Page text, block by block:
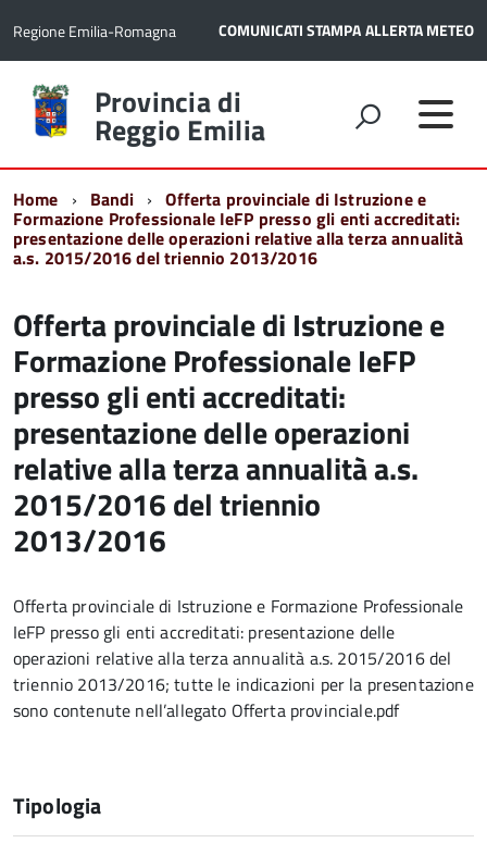
Regione Emilia-Romagna COMUNICATI STAMPAALLERTA METEO
Torna
alla
home
Provincia di
Reggio Emilia
Home Bandi Offerta provinciale di Istruzione e
Formazione Professionale IeFP presso gli enti accreditati:
presentazione delle operazioni relative alla terza annualità
a.s. 2015/2016 del triennio 2013/2016
Offerta provinciale di Istruzione e
Formazione Professionale IeFP
presso gli enti accreditati:
presentazione delle operazioni
relative alla terza annualità a.s.
2015/2016 del triennio
2013/2016
Offerta provinciale di Istruzione e Formazione Professionale
IeFP presso gli enti accreditati: presentazione delle
operazioni relative alla terza annualità a.s. 2015/2016 del
triennio 2013/2016; tutte le indicazioni per la presentazione
sono contenute nell’allegato Offerta provinciale.pdf
Tipologia